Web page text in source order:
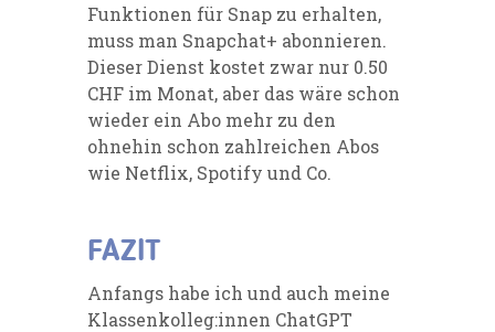
Funktionen für Snap zu erhalten,
muss man Snapchat+ abonnieren.
Dieser Dienst kostet zwar nur 0.50
CHF im Monat, aber das wäre schon
wieder ein Abo mehr zu den
ohnehin schon zahlreichen Abos
wie Netflix, Spotify und Co.
FAZIT
Anfangs habe ich und auch meine
Klassenkolleg:innen ChatGPT